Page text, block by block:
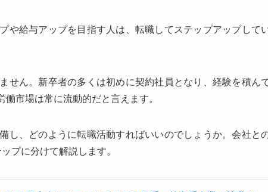
や給与アップを目指す人は、転職してステップアップして
せん。新卒者の多くは初めに契約社員となり、経験を積ん
市場は常に流動的だと言えます。
し、どのように転職活動すればいいのでしょうか。会社と
プに分けて解説します。